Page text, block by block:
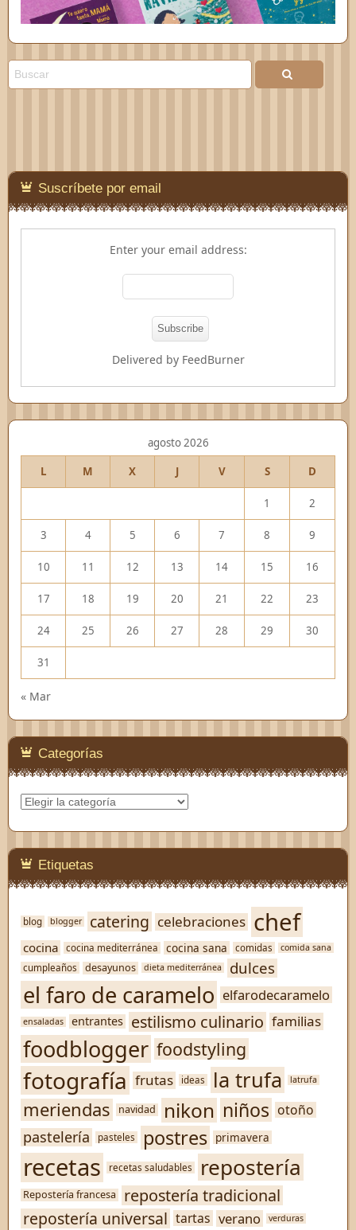
Suscríbete por email
Enter your email address:
Delivered by FeedBurner
agosto 2026
L
M X J V S D
1 2
3 4 5 6 7 8 9
10 11 12 13 14 15 16
17 18 19 20 21 22 23
24 25 26 27 28 29 30
31
« Mar
Categorías
Categorías
Etiquetas
blog blogger catering celebraciones chef
cocina cocina mediterránea cocina sana comidas comida sana
cumpleaños desayunos dieta mediterránea dulces
el faro de caramelo elfarodecaramelo
ensaladas entrantes estilismo culinario familias
foodblogger foodstyling
fotografía frutas ideas la trufa latrufa
meriendas navidad nikon niños otoño
pastelería pasteles postres primavera
recetas recetas saludables repostería
Repostería francesa
repostería tradicional
repostería universal tartas verano verduras